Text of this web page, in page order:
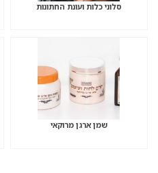
סלוני כלות ועונת החתונות
שמן ארגן מרוקאי